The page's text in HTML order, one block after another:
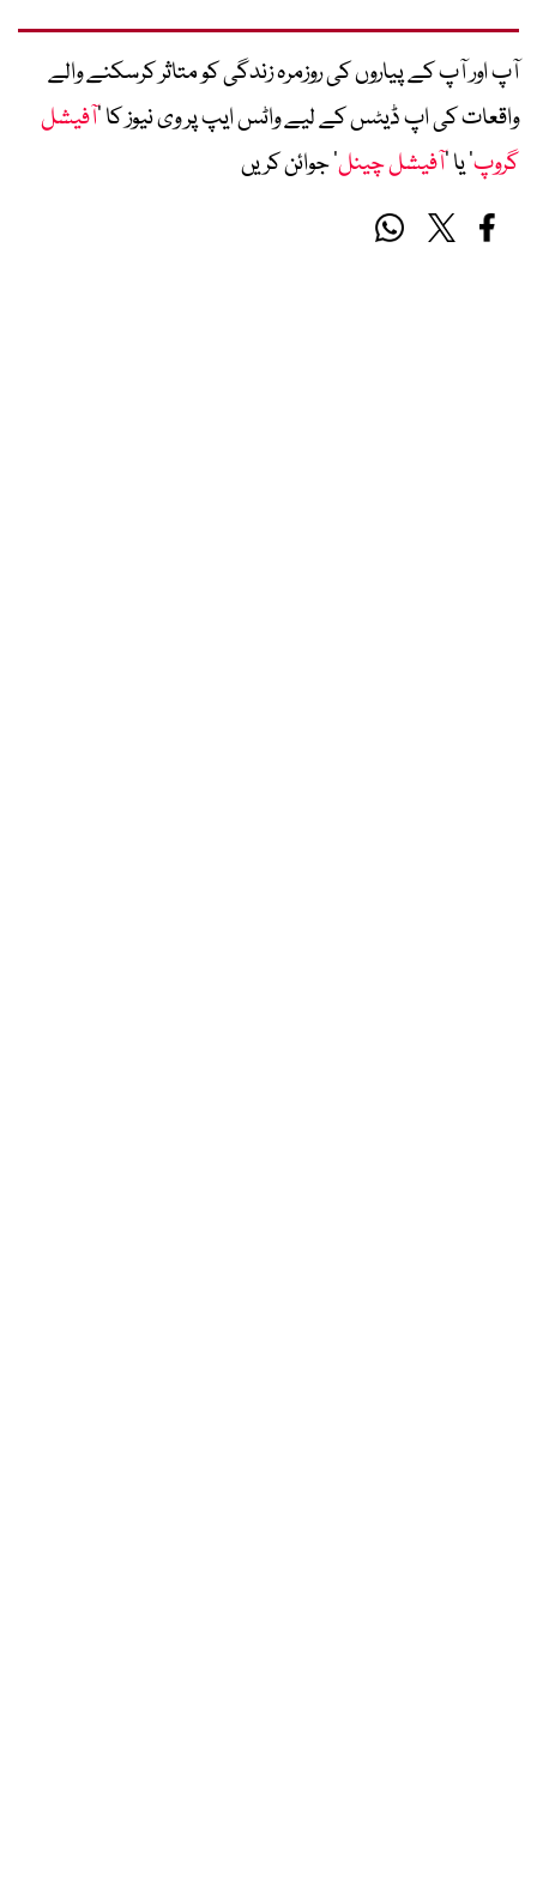
آپ اور آپ کے پیاروں کی روزمرہ زندگی کو متاثر کرسکنے والے
واقعات کی اپ ڈیٹس کے لیے واٹس ایپ پر وی نیوز کا ’آفیشل
گروپ‘ یا ’آفیشل چینل‘ جوائن کریں